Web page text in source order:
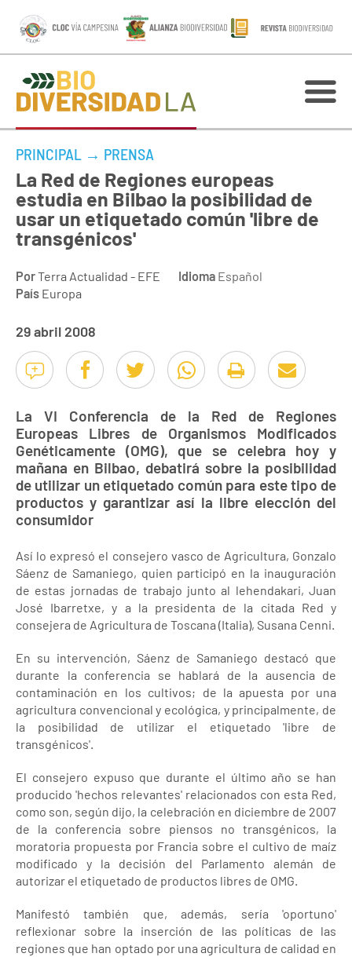
PRINCIPAL → PRENSA
La Red de Regiones europeas
estudia en Bilbao la posibilidad de
usar un etiquetado común 'libre de
transgénicos'
PorTerra Actualidad - EFE Idioma Español
País Europa
29 abril 2008
La VI Conferencia de la Red de Regiones
Europeas Libres de Organismos Modificados
Genéticamente (OMG), que se celebra hoy y
mañana en Bilbao, debatirá sobre la posibilidad
de utilizar un etiquetado común para este tipo de
productos y garantizar así la libre elección del
consumidor
Así lo expresó el consejero vasco de Agricultura, Gonzalo
Sáenz de Samaniego, quien participó en la inauguración
de estas jornadas de trabajo junto al lehendakari, Juan
José Ibarretxe, y a la presidenta de la citada Red y
consejera de Agricultura de Toscana (Italia), Susana Cenni.
En su intervención, Sáenz de Samaniego destacó que
durante la conferencia se hablará de la ausencia de
contaminación en los cultivos; de la apuesta por una
agricultura convencional y ecológica, y principalmente, de
la posibilidad de utilizar el etiquetado 'libre de
transgénicos'.
El consejero expuso que durante el último año se han
producido 'hechos relevantes' relacionados con esta Red,
como son, según dijo, la celebración en diciembre de 2007
de la conferencia sobre piensos no transgénicos, la
moratoria propuesta por Francia sobre el cultivo de maíz
modificado y la decisión del Parlamento alemán de
autorizar el etiquetado de productos libres de OMG.
Manifestó también que, además, sería 'oportuno'
reflexionar sobre la inserción de las políticas de las
regiones que han optado por una agricultura de calidad en